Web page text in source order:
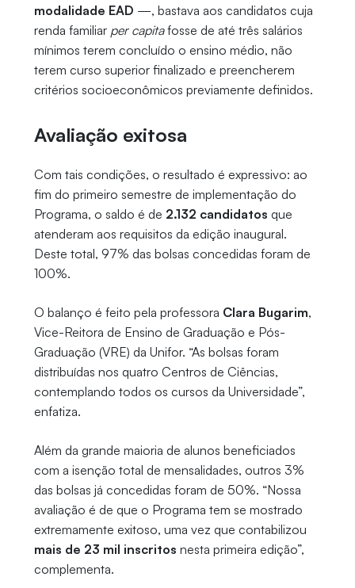
modalidade EAD —, bastava aos candidatos cuja
renda familiar per capitafosse de até três salários
mínimos terem concluído o ensino médio, não
terem curso superior finalizado e preencherem
critérios socioeconômicos previamente definidos.
Avaliação exitosa
Com tais condições, o resultado é expressivo: ao
fim do primeiro semestre de implementação do
Programa, o saldo é de 2.132 candidatos que
atenderam aos requisitos da edição inaugural.
Deste total, 97% das bolsas concedidas foram de
100%.
O balanço é feito pela professora Clara Bugarim,
Vice-Reitora de Ensino de Graduação e Pós-
Graduação (VRE) da Unifor. “As bolsas foram
distribuídas nos quatro Centros de Ciências,
contemplando todos os cursos da Universidade”,
enfatiza.
Além da grande maioria de alunos beneficiados
com a isenção total de mensalidades, outros 3%
das bolsas já concedidas foram de 50%. “Nossa
avaliação é de que o Programa tem se mostrado
extremamente exitoso, uma vez que contabilizou
mais de 23 mil inscritos nesta primeira edição”,
complementa.